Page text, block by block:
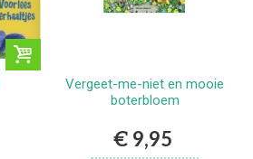
Vergeet-me-niet en mooie
boterbloem
€ 9,95